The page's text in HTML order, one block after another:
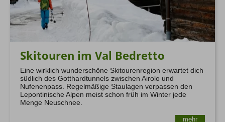
Skitouren im Val Bedretto
Eine wirklich wunderschöne Skitourenregion erwartet dich
südlich des Gotthardtunnels zwischen Airolo und
Nufenenpass. Regelmäßige Staulagen verpassen den
Lepontinische Alpen meist schon früh im Winter jede
Menge Neuschnee.
mehr